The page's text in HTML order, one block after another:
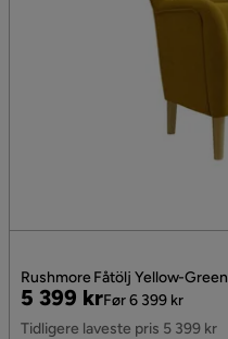
Rushmore Fåtölj Yellow-Green
Pris
5 399 kr
Original
Pris
Før 6 399 kr
Tidligere laveste pris 5 399 kr